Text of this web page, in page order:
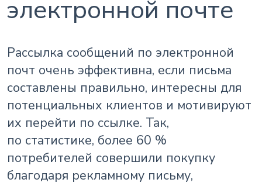
электронной почте
Рассылка сообщений по электронной
почт очень эффективна, если письма
составлены правильно, интересны для
потенциальных клиентов и мотивируют
их перейти по ссылке. Так,
по статистике, более 60 %
потребителей совершили покупку
благодаря рекламному письму,